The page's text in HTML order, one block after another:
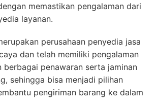
memastikan pengalaman dari
layanan.
perusahaan penyedia jasa
dan telah memiliki pengalaman
berbagai penawaran serta jaminan
sehingga bisa menjadi pilihan
pengiriman barang ke dalam